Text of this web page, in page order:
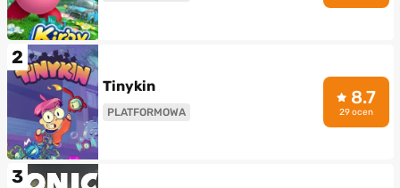
2
Tinykin
PLATFORMOWA
8.7
29 ocen
3